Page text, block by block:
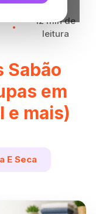
12 min de
leitura
Sabão
em
e mais)
E Seca